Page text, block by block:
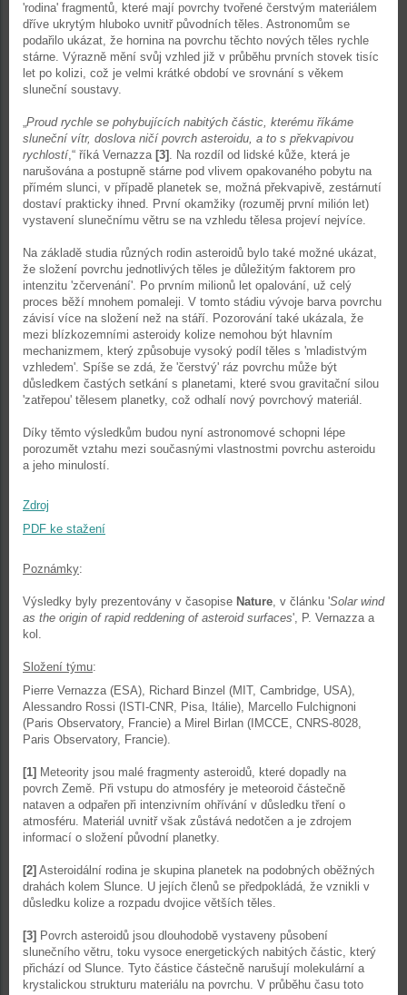
'rodina' fragmentů, které mají povrchy tvořené čerstvým materiálem
dříve ukrytým hluboko uvnitř původních těles. Astronomům se
podařilo ukázat, že hornina na povrchu těchto nových těles rychle
stárne. Výrazně mění svůj vzhled již v průběhu prvních stovek tisíc
let po kolizi, což je velmi krátké období ve srovnání s věkem
sluneční soustavy.
„Proud rychle se pohybujících nabitých částic, kterému říkáme
sluneční vítr, doslova ničí povrch asteroidu, a to s překvapivou
rychlostí,“ říká Vernazza [3] . Na rozdíl od lidské kůže, která je
narušována a postupně stárne pod vlivem opakovaného pobytu na
přímém slunci, v případě planetek se, možná překvapivě, zestárnutí
dostaví prakticky ihned. První okamžiky (rozuměj první milión let)
vystavení slunečnímu větru se na vzhledu tělesa projeví nejvíce.
Na základě studia různých rodin asteroidů bylo také možné ukázat,
že složení povrchu jednotlivých těles je důležitým faktorem pro
intenzitu 'zčervenání'. Po prvním milionů let opalování, už celý
proces běží mnohem pomaleji. V tomto stádiu vývoje barva povrchu
závisí více na složení než na stáří. Pozorování také ukázala, že
mezi blízkozemními asteroidy kolize nemohou být hlavním
mechanizmem, který způsobuje vysoký podíl těles s 'mladistvým
vzhledem'. Spíše se zdá, že 'čerstvý' ráz povrchu může být
důsledkem častých setkání s planetami, které svou gravitační silou
'zatřepou' tělesem planetky, což odhalí nový povrchový materiál.
Díky těmto výsledkům budou nyní astronomové schopni lépe
porozumět vztahu mezi současnými vlastnostmi povrchu asteroidu
a jeho minulostí.
Zdroj
PDF ke stažení
Poznámky:
Výsledky byly prezentovány v časopise Nature, v článku 'Solar wind
as the origin of rapid reddening of asteroid surfaces', P. Vernazza a
kol.
Složení týmu:
Pierre Vernazza (ESA), Richard Binzel (MIT, Cambridge, USA),
Alessandro Rossi (ISTI-CNR, Pisa, Itálie), Marcello Fulchignoni
(Paris Observatory, Francie) a Mirel Birlan (IMCCE, CNRS-8028,
Paris Observatory, Francie).
[1] Meteority jsou malé fragmenty asteroidů, které dopadly na
povrch Země. Při vstupu do atmosféry je meteoroid částečně
nataven a odpařen při intenzivním ohřívání v důsledku tření o
atmosféru. Materiál uvnitř však zůstává nedotčen a je zdrojem
informací o složení původní planetky.
[2] Asteroidální rodina je skupina planetek na podobných oběžných
drahách kolem Slunce. U jejích členů se předpokládá, že vznikli v
důsledku kolize a rozpadu dvojice větších těles.
[3] Povrch asteroidů jsou dlouhodobě vystaveny působení
slunečního větru, toku vysoce energetických nabitých částic, který
přichází od Slunce. Tyto částice částečně narušují molekulární a
krystalickou strukturu materiálu na povrchu. V průběhu času toto